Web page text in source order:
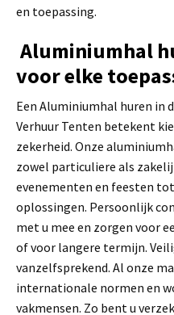
en toepassing.
Aluminiumhal
voor elke
Een Aluminiumhal huren in
Verhuur Tenten betekent
zekerheid. Onze
zowel particuliere als
evenementen en feesten
oplossingen. Persoonlijk
met u mee en zorgen voor
of voor langere termijn.
vanzelfsprekend. Al onze
internationale normen en
vakmensen. Zo bent u